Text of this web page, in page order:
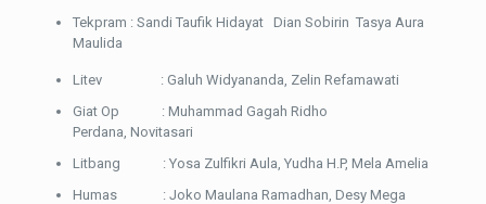
Tekpram : Sandi Taufik Hidayat Dian Sobirin Tasya Aura
Maulida
Litev : Galuh Widyananda, Zelin Refamawati
Giat Op : Muhammad Gagah Ridho
Perdana, Novitasari
Litbang : Yosa Zulfikri Aula, Yudha H.P, Mela Amelia
Humas : Joko Maulana Ramadhan, Desy Mega